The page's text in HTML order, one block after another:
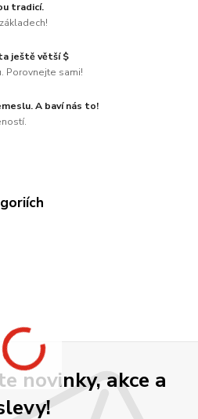
tradicí.
ještě větší $
Porovnejte sami!
A baví nás to!
novinky, akce a